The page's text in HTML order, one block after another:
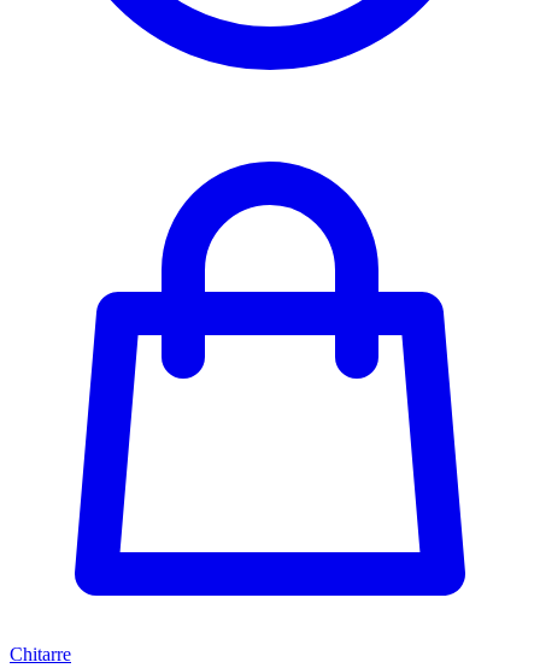
Chitarre